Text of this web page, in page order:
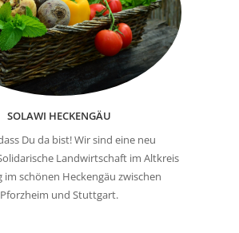
SOLAWI HECKENGÄU
Du da bist! Wir sind eine neu
Landwirtschaft im Altkreis
im schönen Heckengäu zwischen
Pforzheim und Stuttgart.